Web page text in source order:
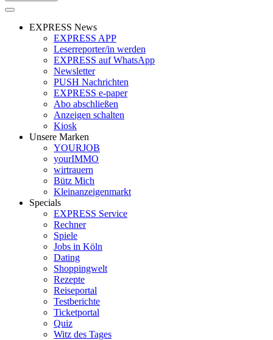
EXPRESS News
EXPRESS APP
Leserreporter/in werden
EXPRESS auf WhatsApp
Newsletter
PUSH Nachrichten
EXPRESS e-paper
Abo abschließen
Anzeigen schalten
Kiosk
Unsere Marken
YOURJOB
yourIMMO
wirtrauern
Bütz Mich
Kleinanzeigenmarkt
Specials
EXPRESS Service
Rechner
Spiele
Jobs in Köln
Dating
Shoppingwelt
Rezepte
Reiseportal
Testberichte
Ticketportal
Quiz
Witz des Tages